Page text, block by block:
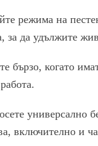
режима на
за да удължите
бързо, когато
универсално
включително и